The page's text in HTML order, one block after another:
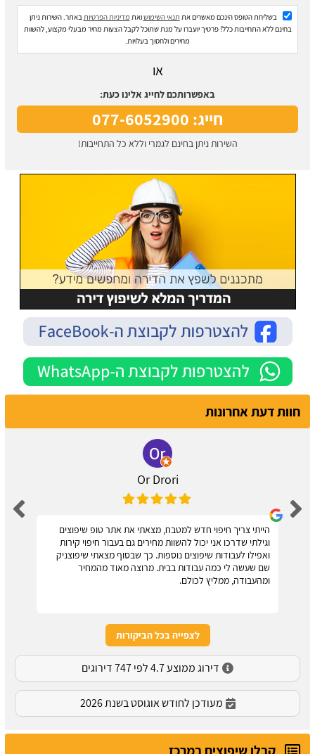
בשליחת הטופס הינכם מאשרים את תנאי השימושואת מדיניות הפרטיות באתר. השירות ניתן
בחינם ללא התחייבות כלל! פרטיך יועברו על מנת שתוכל לקבל הצעות מחיר מבעלי מקצוע, להשוות
מחירים ולחסוך בעלויות.
או
באפשרותכם לחייג אלינו כעת:
חייג: 077-6052900
השירות ניתן בחינם לגמרי וללא כל התחייבות!
חוות דעת אחרונות
Or Drori
הייתי צריך חיפוי חדש למטבח, מצאתי את אתר טופ שיפוצים
וגילתי שדרכו אני יכול להשוות מחירים גם בעבור חיפוי קירות
ואפילו לעבודות שיפוצים נוספות. כך שבסוף מצאתי שיפוצניק
שם שעשה לי כמה עבודות בבית. מרוצה מאוד מהמחיר
ומהעבודה, ממליץ לכולם.
לצפייה בכל הביקורות
דירוג ממוצע 4.7 לפי 747 דירוגים
מעודכן לחודש אוגוסט בשנת 2026